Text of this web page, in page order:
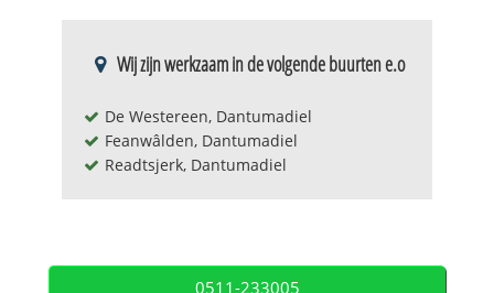
Wij zijn werkzaam in de volgende buurten e.o
De Westereen, Dantumadiel
Feanwâlden, Dantumadiel
Readtsjerk, Dantumadiel
0511-233005